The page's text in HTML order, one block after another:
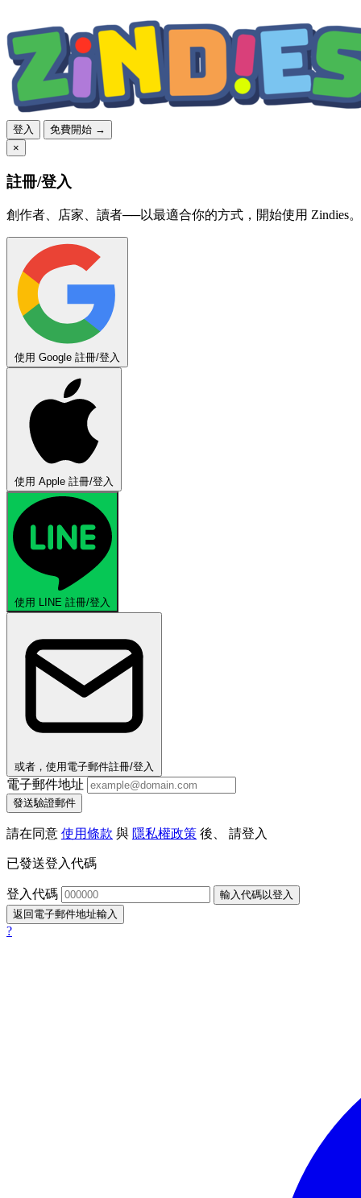
登入
免費開始 →
×
註冊/登入
創作者、店家、讀者──以最適合你的方式，開始使用 Zindies。
使用 Google 註冊/登入
使用 Apple 註冊/登入
使用 LINE 註冊/登入
或者，使用電子郵件註冊/登入
電子郵件地址
發送驗證郵件
請在同意 使用條款 與 隱私權政策 後、 請登入
已發送登入代碼
登入代碼
輸入代碼以登入
返回電子郵件地址輸入
?